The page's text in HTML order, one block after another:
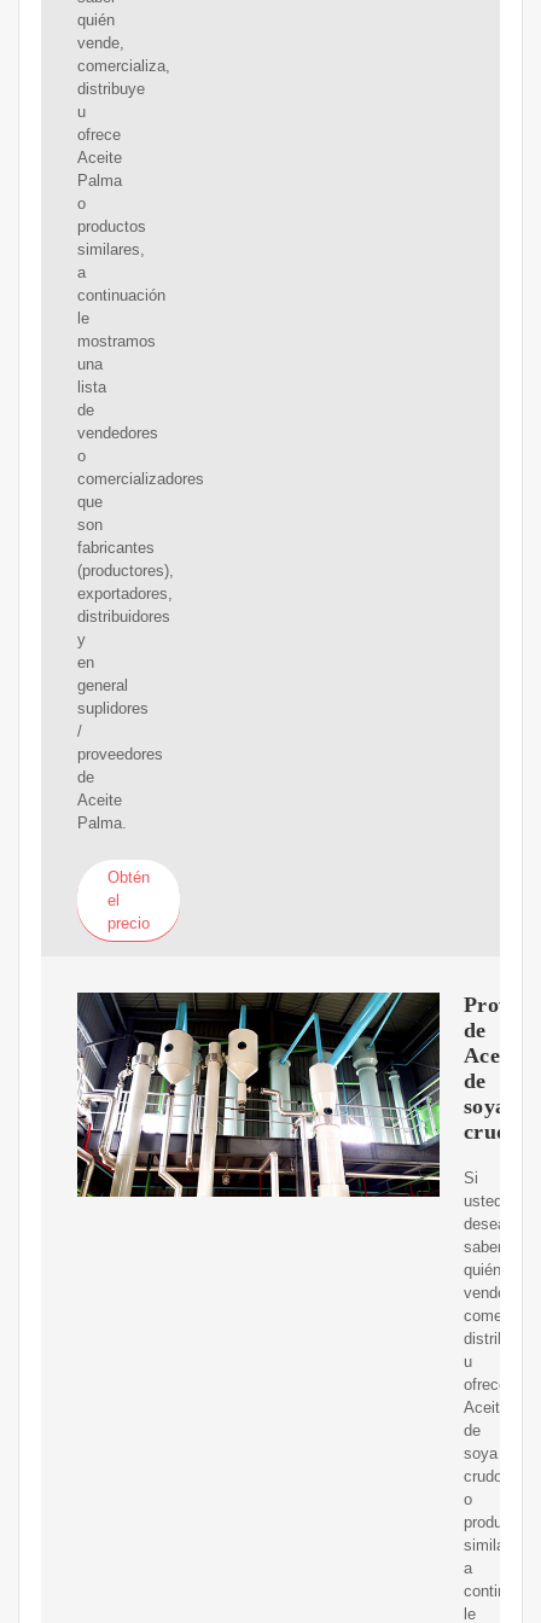
quién
vende,
comercializa,
distribuye
u
ofrece
Aceite
Palma
o
productos
similares,
a
continuación
le
mostramos
una
lista
de
vendedores
o
comercializadores
que
son
fabricantes
(productores),
exportadores,
distribuidores
y
en
general
suplidores
/
proveedores
de
Aceite
Palma.
Obtén
el
precio
de
Aceite
de
soya
crudo
Si
usted
desea
saber
quién
vende,
distribuye
u
ofrece
Aceite
de
soya
crudo
o
productos
similares,
a
le